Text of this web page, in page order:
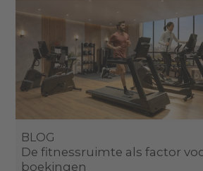
BLOG
De fitnessruimte als factor
boekingen